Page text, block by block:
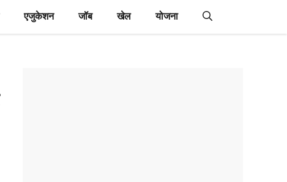
एजुकेशन जॉब खेल योजना